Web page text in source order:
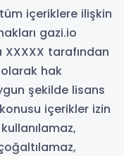
içeriklere ilişkin
gazi.io
tarafından
olarak hak
şekilde lisans
içerikler izin